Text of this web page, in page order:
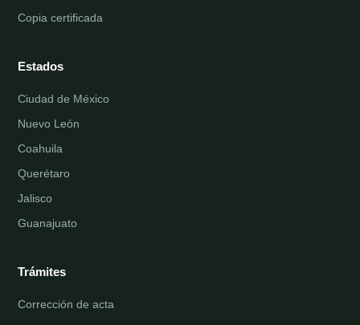
Copia certificada
Estados
Ciudad de México
Nuevo León
Coahuila
Querétaro
Jalisco
Guanajuato
Trámites
Corrección de acta